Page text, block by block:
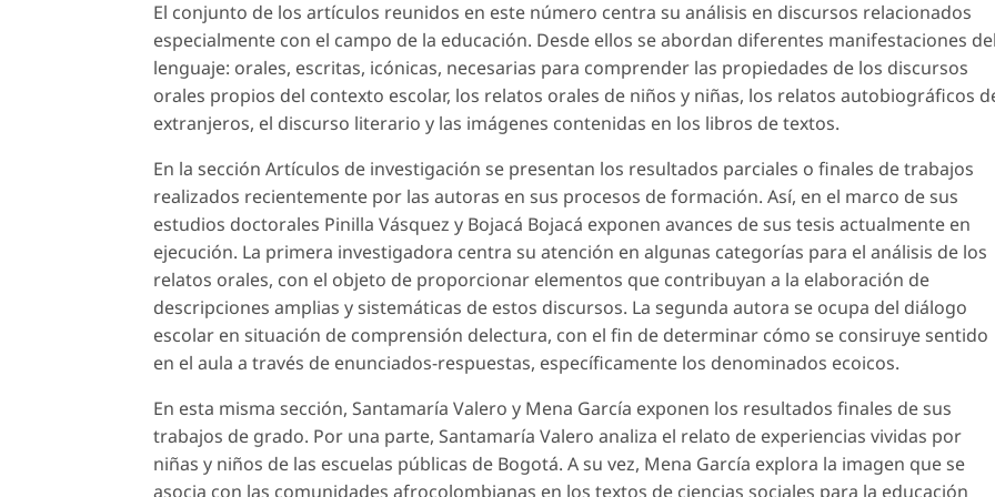
El conjunto de los artículos reunidos en este número centra su análisis en discursos relacionados
especialmente con el campo de la educación. Desde ellos se abordan diferentes manifestaciones
lenguaje: orales, escritas, icónicas, necesarias para comprender las propiedades de los discursos
orales propios del contexto escolar, los relatos orales de niños y niñas, los relatos autobiográficos
extranjeros, el discurso literario y las imágenes contenidas en los libros de textos.
En la sección Artículos de investigación se presentan los resultados parciales o finales de trabajos
realizados recientemente por las autoras en sus procesos de formación. Así, en el marco de sus
estudios doctorales Pinilla Vásquez y Bojacá Bojacá exponen avances de sus tesis actualmente en
ejecución. La primera investigadora centra su atención en algunas categorías para el análisis de los
relatos orales, con el objeto de proporcionar elementos que contribuyan a la elaboración de
descripciones amplias y sistemáticas de estos discursos. La segunda autora se ocupa del diálogo
escolar en situación de comprensión delectura, con el fin de determinar cómo se consiruye sentido
en el aula a través de enunciados-respuestas, específicamente los denominados ecoicos.
En esta misma sección, Santamaría Valero y Mena García exponen los resultados finales de sus
trabajos de grado. Por una parte, Santamaría Valero analiza el relato de experiencias vividas por
niñas y niños de las escuelas públicas de Bogotá. A su vez, Mena García explora la imagen que se
asocia con las comunidades afrocolombianas en los textos de ciencias sociales para la educación